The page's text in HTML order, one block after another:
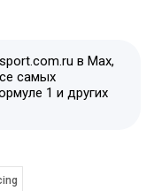
в Max,
самых
1 и других